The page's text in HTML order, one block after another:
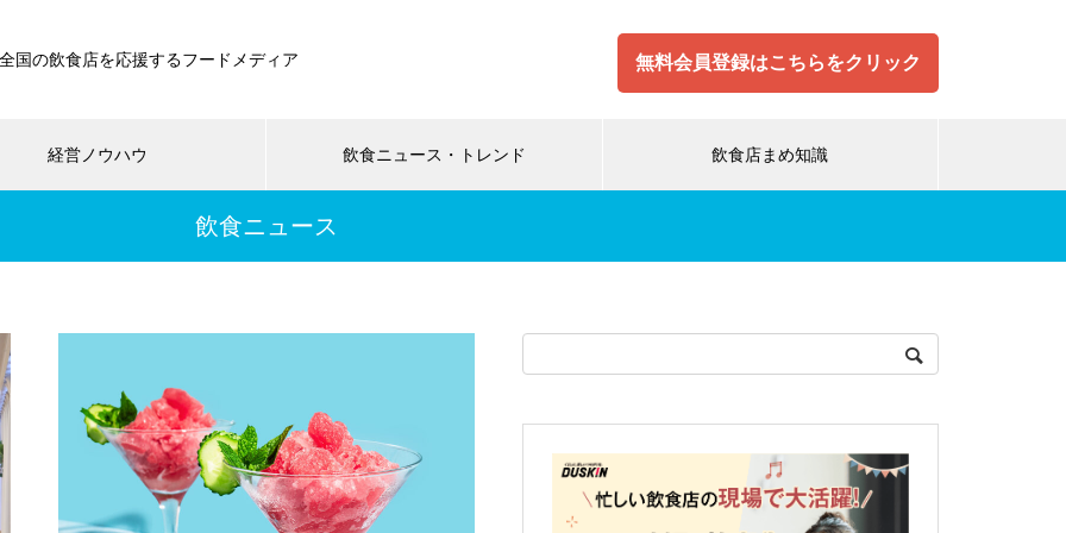
全国の飲食店を応援するフードメディア 無料会員登録はこちらをクリック
経営ノウハウ 飲食ニュース・トレンド 飲食店まめ知識
飲食ニュース